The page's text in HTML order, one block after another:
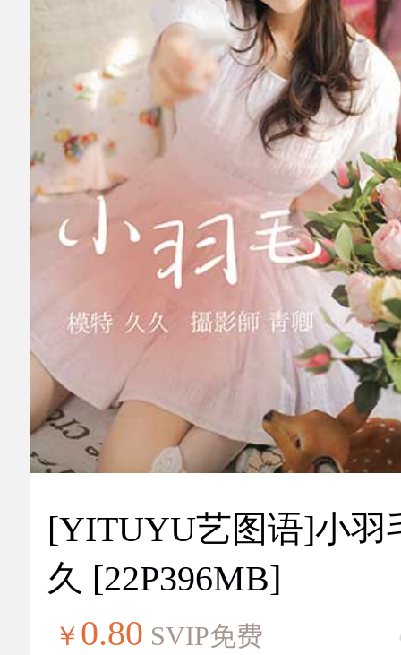
[YITUYU艺图语]小羽
久 [22P396MB]
￥ 0.80 SVIP免费